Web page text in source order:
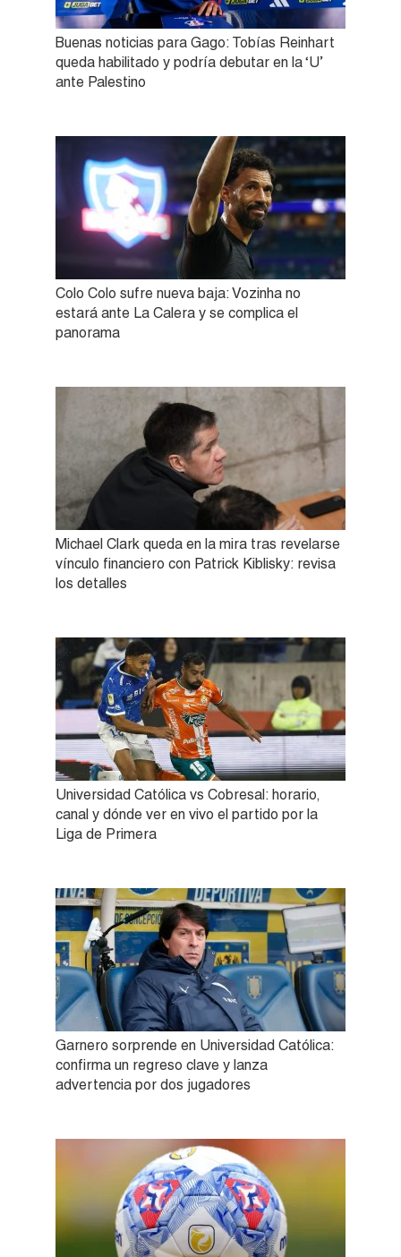
Buenas noticias para Gago: Tobías Reinhart
queda habilitado y podría debutar en la ‘U’
ante Palestino
Colo Colo sufre nueva baja: Vozinha no
estará ante La Calera y se complica el
panorama
Michael Clark queda en la mira tras revelarse
vínculo financiero con Patrick Kiblisky: revisa
los detalles
Universidad Católica vs Cobresal: horario,
canal y dónde ver en vivo el partido por la
Liga de Primera
Garnero sorprende en Universidad Católica:
confirma un regreso clave y lanza
advertencia por dos jugadores